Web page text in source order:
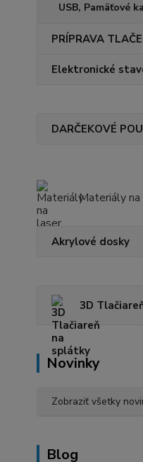
USB, Pamäťové
PRÍPRAVA TLAČE
Elektronické
DARČEKOVÉ
Materiály
Akrylové dosky
3D
Novinky
Zobraziť všetky
Blog